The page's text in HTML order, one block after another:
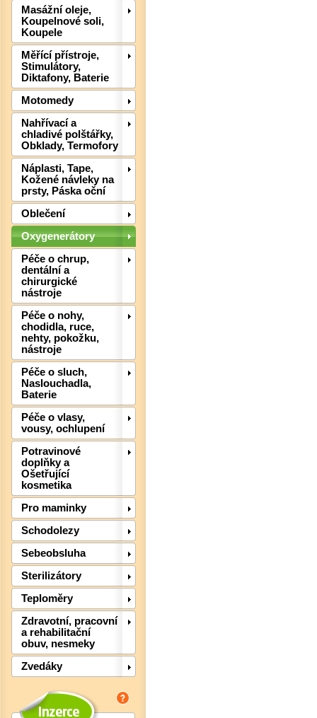
Masážní oleje,
Koupelnové soli,
Koupele
Měřící přístroje,
Stimulátory,
Diktafony, Baterie
Motomedy
Nahřívací a
chladivé polštářky,
Obklady, Termofory
Náplasti, Tape,
Kožené návleky na
prsty, Páska oční
Oblečení
Oxygenerátory
Péče o chrup,
dentální a
chirurgické
nástroje
Péče o nohy,
chodidla, ruce,
nehty, pokožku,
nástroje
Péče o sluch,
Naslouchadla,
Baterie
Péče o vlasy,
vousy, ochlupení
Potravinové
doplňky a
Ošetřující
kosmetika
Pro maminky
Schodolezy
Sebeobsluha
Sterilizátory
Teploměry
Zdravotní, pracovní
a rehabilitační
obuv, nesmeky
Zvedáky